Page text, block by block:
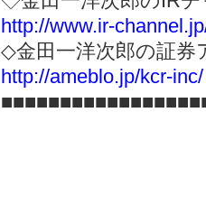
http://www.ir-
◇金田一洋次郎の証券
http://ameblo.jp/kcr-inc/